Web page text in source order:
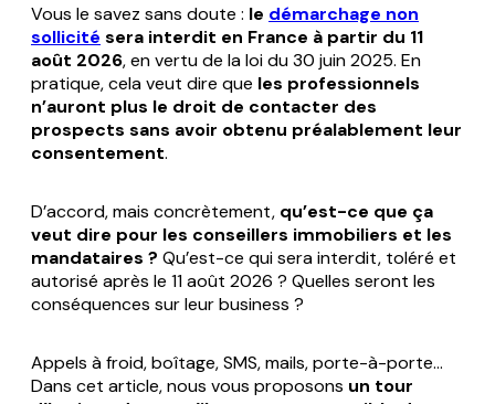
Vous le savez sans doute : le démarchage non
sollicité sera interdit en France à partir du 11
août 2026, en vertu de la loi du 30 juin 2025. En
pratique, cela veut dire que les professionnels
n’auront plus le droit de contacter des
prospects sans avoir obtenu préalablement leur
consentement.
D’accord, mais concrètement, qu’est-ce que ça
veut dire pour les conseillers immobiliers et les
mandataires ? Qu’est-ce qui sera interdit, toléré et
autorisé après le 11 août 2026 ? Quelles seront les
conséquences sur leur business ?
Appels à froid, boîtage, SMS, mails, porte-à-porte…
Dans cet article, nous vous proposons un tour